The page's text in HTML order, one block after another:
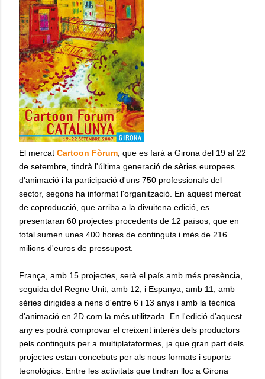
El mercat Cartoon Fòrum , que es farà a Girona del 19 al 22
de setembre, tindrà l'última generació de sèries europees
d'animació i la participació d'uns 750 professionals del
sector, segons ha informat l'organització. En aquest mercat
de coproducció, que arriba a la divuitena edició, es
presentaran 60 projectes procedents de 12 països, que en
total sumen unes 400 hores de continguts i més de 216
milions d'euros de pressupost.
França, amb 15 projectes, serà el país amb més presència,
seguida del Regne Unit, amb 12, i Espanya, amb 11, amb
sèries dirigides a nens d'entre 6 i 13 anys i amb la tècnica
d'animació en 2D com la més utilitzada. En l'edició d'aquest
any es podrà comprovar el creixent interès dels productors
pels continguts per a multiplataformes, ja que gran part dels
projectes estan concebuts per als nous formats i suports
tecnològics. Entre les activitats que tindran lloc a Girona